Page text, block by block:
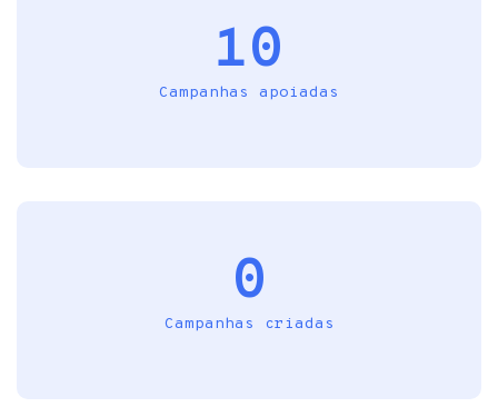
10
Campanhas apoiadas
0
Campanhas criadas